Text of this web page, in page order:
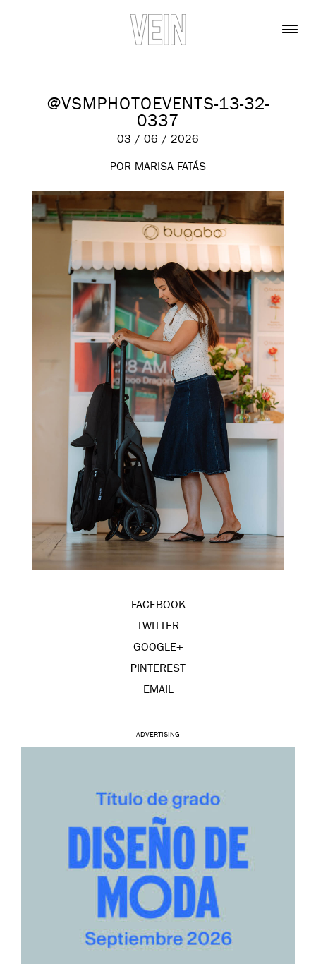
@VSMPHOTOEVENTS-13-32-
0337
03 / 06 / 2026
POR MARISA FATÁS
FACEBOOK
TWITTER
GOOGLE+
PINTEREST
EMAIL
ADVERTISING